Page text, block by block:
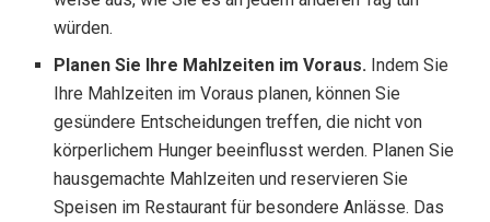
würden.
Planen Sie Ihre Mahlzeiten im Voraus. Indem Sie
Ihre Mahlzeiten im Voraus planen, können Sie
gesündere Entscheidungen treffen, die nicht von
körperlichem Hunger beeinflusst werden. Planen Sie
hausgemachte Mahlzeiten und reservieren Sie
Speisen im Restaurant für besondere Anlässe. Das